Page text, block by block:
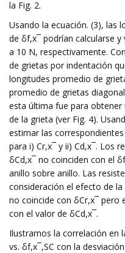
la Fig. 2.
Usando la ecuación. (3), las
de δf,x¯ podrían calcularse
a 10 N, respectivamente.
de grietas por indentación
longitudes promedio de
promedio de grietas
esta última fue para
de la grieta (ver Fig. 4).
estimar las
para i) Cr,x¯ y ii) Cd,x¯. Los
δCd,x¯ no coinciden con el
anillo sobre anillo. Las
consideración el efecto de
no coincide con δCr,x¯ pero
con el valor de δCd,x¯.
Ilustramos la correlación en
vs. δf,x¯,SC con la